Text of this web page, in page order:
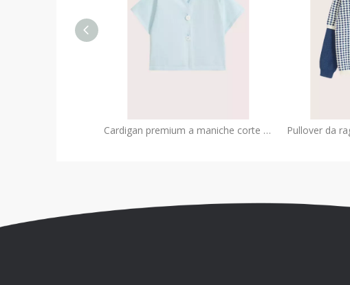
Cardigan premium a maniche corte per bambini con due bottoni | Produttore OEM di Bolero estivo